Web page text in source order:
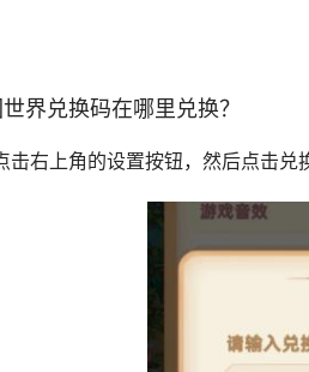
界兑换码在哪里兑换？
击右上角的设置按钮，然后点击兑